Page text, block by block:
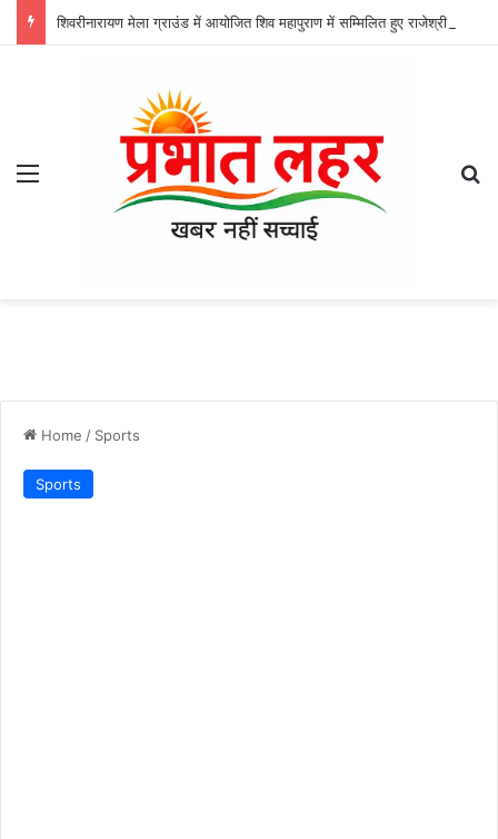
Menu
Home / Sports
Sports